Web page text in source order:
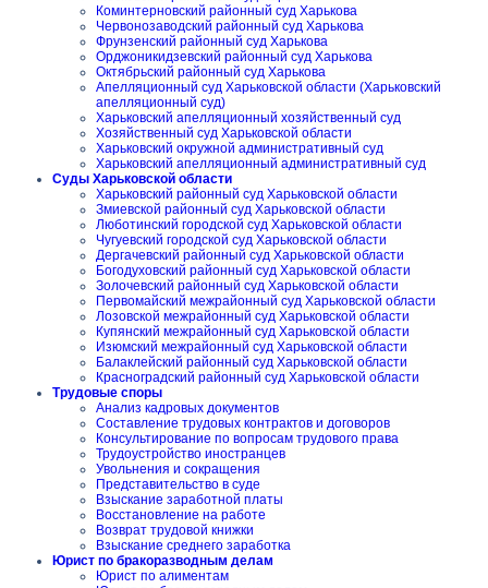
Коминтерновский районный суд Харькова
Червонозаводский районный суд Харькова
Фрунзенский районный суд Харькова
Орджоникидзевский районный суд Харькова
Октябрьский районный суд Харькова
Апелляционный суд Харьковской области (Харьковский
апелляционный суд)
Харьковский апелляционный хозяйственный суд
Хозяйственный суд Харьковской области
Харьковский окружной административный суд
Харьковский апелляционный административный суд
Суды Харьковской области
Харьковский районный суд Харьковской области
Змиевской районный суд Харьковской области
Люботинский городской суд Харьковской области
Чугуевский городской суд Харьковской области
Дергачевский районный суд Харьковской области
Богодуховский районный суд Харьковской области
Золочевский районный суд Харьковской области
Первомайский межрайонный суд Харьковской области
Лозовской межрайонный суд Харьковской области
Купянский межрайонный суд Харьковской области
Изюмский межрайонный суд Харьковской области
Балаклейский районный суд Харьковской области
Красноградский районный суд Харьковской области
Трудовые споры
Анализ кадровых документов
Составление трудовых контрактов и договоров
Консультирование по вопросам трудового права
Трудоустройство иностранцев
Увольнения и сокращения
Представительство в суде
Взыскание заработной платы
Восстановление на работе
Возврат трудовой книжки
Взыскание среднего заработка
Юрист по бракоразводным делам
Юрист по алиментам